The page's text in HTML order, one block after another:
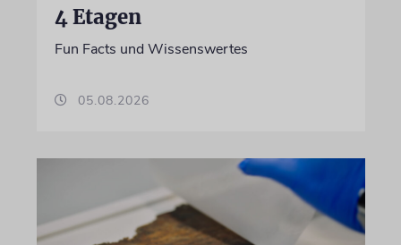
4 Etagen
Fun Facts und Wissenswertes
05.08.2026